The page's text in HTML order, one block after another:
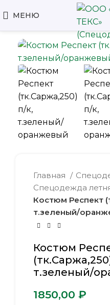
МЕНЮ
Главная
Спецодежда
Костюм Респект
т.зеленый/
Костюм
т.зеленый/
₽